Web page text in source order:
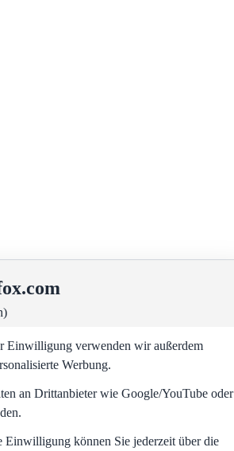
Einwilligung verwenden wir außerdem
Werbung.
an Drittanbieter wie Google/YouTube oder
Einwilligung können Sie jederzeit über die